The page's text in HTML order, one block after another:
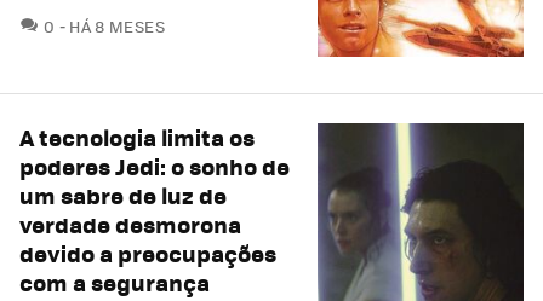
0 COMENTÁRIOS
HÁ 8 MESES
A tecnologia limita os
poderes Jedi: o sonho de
um sabre de luz de
verdade desmorona
devido a preocupações
com a segurança